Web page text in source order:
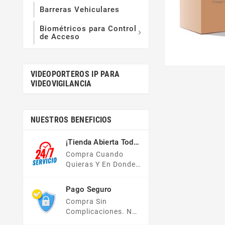
Barreras Vehiculares
Biométricos para Control
de Acceso

VIDEOPORTEROS IP PARA
VIDEOVIGILANCIA
NUESTROS BENEFICIOS
¡Tienda Abierta Todo
El Año!
Compra Cuando
Quieras Y En Donde
Tienda En Línea Está
Disponible Las 24
Hrs Del Día, Los 7
Días De La Semana.
Pago Seguro
Compra Sin
Complicaciones. No